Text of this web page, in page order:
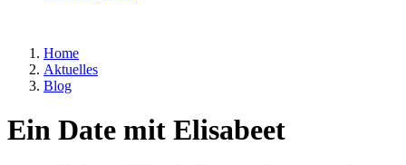
Home
Aktuelles
Blog
Ein Date mit Elisabeet